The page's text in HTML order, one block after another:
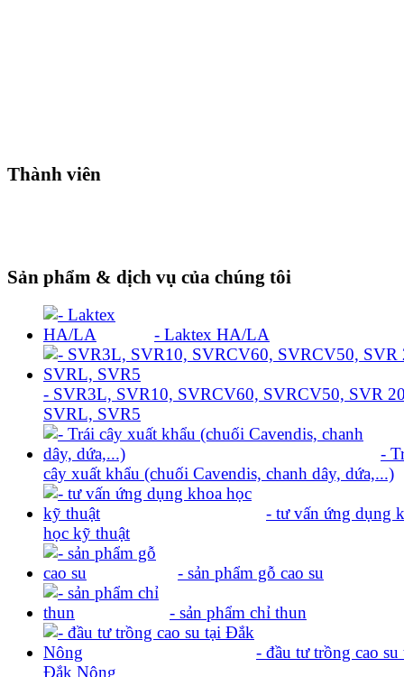
Thành viên
Sản phẩm & dịch vụ của chúng tôi
- Laktex HA/LA
- SVR3L, SVR10, SVRCV60, SVRCV50, SVR
SVRL, SVR5
-
cây xuất khẩu (chuối Cavendis, chanh dây, dứa,...)
- tư vấn ứng dụng
học kỹ thuật
- sản phẩm gỗ cao su
- sản phẩm chỉ thun
- đầu tư trồng cao su
Đắk Nông